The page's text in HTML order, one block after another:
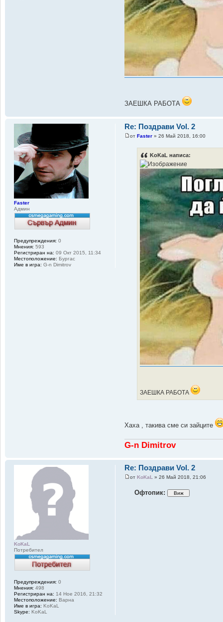
ЗАЕШКА РАБОТА
Re: Поздрави Vol. 2
отFaster » 26 Май 2018, 16:00
KoKaL написа:
ЗАЕШКА РАБОТА
Хаха , такива сме си зайците
G-n Dimitrov
Faster
Админ
Предупреждения: 0
Мнения: 593
Регистриран на: 09 Окт 2015, 11:34
Местоположение: Бургас
Име в игра: G-n Dimitrov
Re: Поздрави Vol. 2
от KoKaL » 26 Май 2018, 21:06
Офтопик:
KoKaL
Потребител
Предупреждения: 0
Мнения: 498
Регистриран на: 14 Ное 2016, 21:32
Местоположение: Варна
Име в игра: KoKaL
Skype: KoKaL